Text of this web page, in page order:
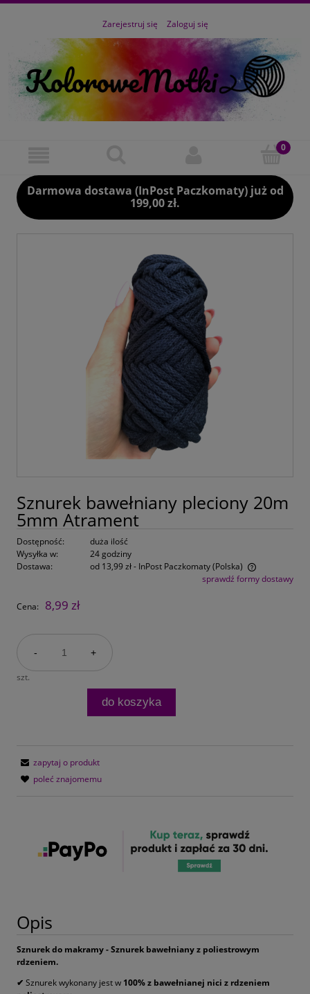
Zarejestruj się Zaloguj się
Darmowa dostawa (InPost Paczkomaty) już od
199,00 zł.
Sznurek bawełniany pleciony 20m
5mm Atrament
Dostępność:
duża ilość
Wysyłka w:
24 godziny
Dostawa:
od 13,99 zł- InPost Paczkomaty(Polska)
Cena nie zawiera ewentualnych kosztów płatnościsprawdź formy dostawy
Cena: 8,99 zł
- +
szt.
do koszyka
zapytaj o produkt
poleć znajomemu
Opis
Sznurek do makramy - Sznurek bawełniany z poliestrowym
rdzeniem.
✔ Sznurek wykonany jest w 100% z bawełnianej nici z rdzeniem